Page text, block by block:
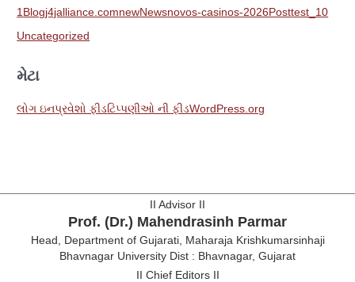
1 Blogj4jalliance.comnewNewsnovos-casinos-2026Posttest_10
Uncategorized
મેટા
લોગ ઇનપ્રવેશો ફીડ ટિપ્પણીઓ ની ફીડWordPress.org
II Advisor II
Prof. (Dr.) Mahendrasinh Parmar
Head, Department of Gujarati, Maharaja Krishkumarsinhaji
Bhavnagar University Dist : Bhavnagar, Gujarat
II Chief Editors II